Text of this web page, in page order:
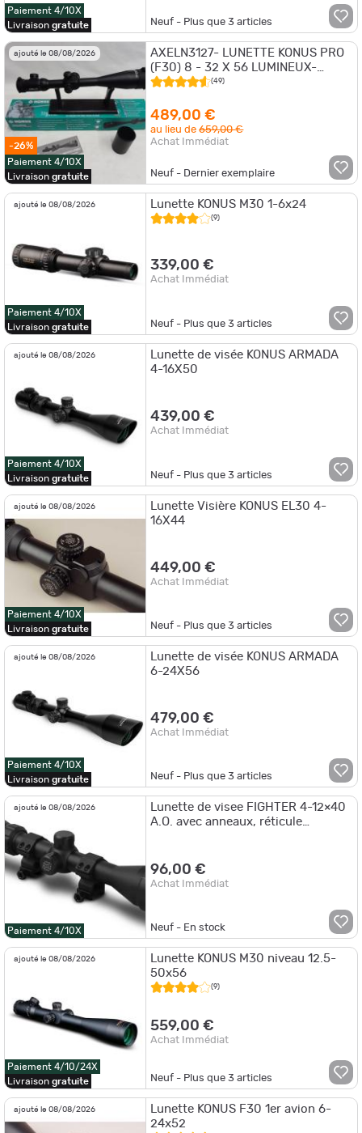
Paiement 4/10X
Livraison gratuite Neuf - Plus que3 articles
ajouté le 08/08/2026
-26%
Paiement 4/10X
Livraison gratuite
AXELN3127- LUNETTE KONUS PRO
(F30) 8 - 32 X 56 LUMINEUX-
NEUF!!!
(49)
489,00 €
au lieu de659,00 €
Achat Immédiat
Neuf - Dernier exemplaire
ajouté le 08/08/2026
Paiement 4/10X
Livraison gratuite
Lunette KONUS M30 1-6x24
(9)
339,00 €
Achat Immédiat
Neuf - Plus que3 articles
ajouté le 08/08/2026
Paiement 4/10X
Livraison gratuite
Lunette de visée KONUS ARMADA
4-16X50
439,00 €
Achat Immédiat
Neuf - Plus que3 articles
ajouté le 08/08/2026
Paiement 4/10X
Livraison gratuite
Lunette Visière KONUS EL30 4-
16X44
449,00 €
Achat Immédiat
Neuf - Plus que3 articles
ajouté le 08/08/2026
Paiement 4/10X
Livraison gratuite
Lunette de visée KONUS ARMADA
6-24X56
479,00 €
Achat Immédiat
Neuf - Plus que3 articles
ajouté le 08/08/2026
Paiement 4/10X
Lunette de visee FIGHTER 4-12×40
A.O. avec anneaux, réticule
96,00 €
Achat Immédiat
Neuf - En stock
ajouté le 08/08/2026
Paiement 4/10/24X
Livraison gratuite
Lunette KONUS M30 niveau 12.5-
50x56
(9)
559,00 €
Achat Immédiat
Neuf - Plus que3 articles
ajouté le 08/08/2026
Lunette KONUS F30 1er avion 6-
24x52